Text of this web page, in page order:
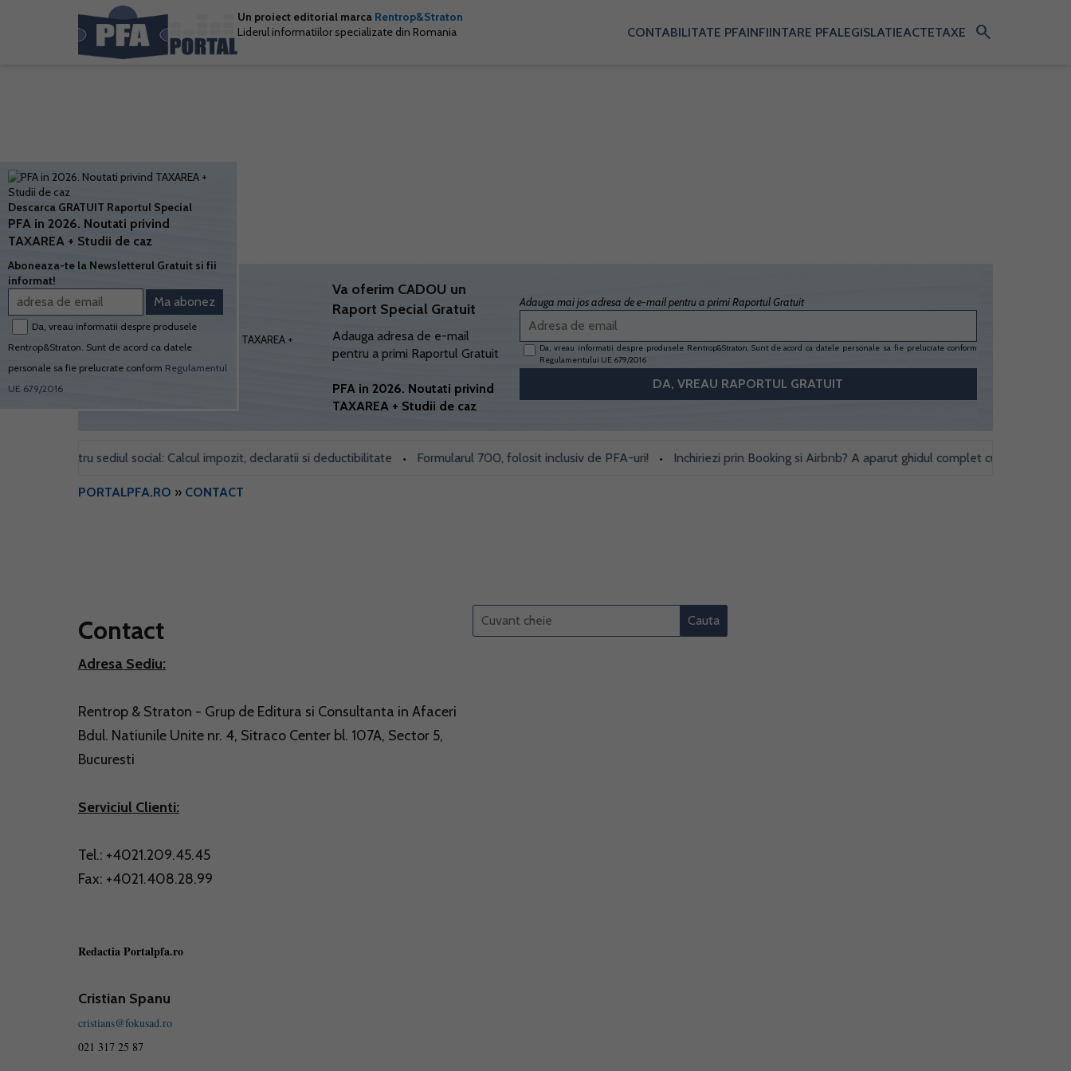
Un proiect editorial marca Rentrop&Straton
Liderul informatiilor specializate din Romania
CONTABILITATE PFAINFIINTARE PFALEGISLATIEACTETAXE search
Va oferim CADOU un
Raport Special Gratuit
Adauga adresa de e-mail
pentru a primi Raportul Gratuit
PFA in 2026. Noutati privind
TAXAREA + Studii de caz
Adauga mai jos adresa de e-mail pentru a primi Raportul Gratuit
Da, vreau informatii despre produsele Rentrop&Straton. Sunt de acord ca datele personale sa fie prelucrate conform
Regulamentului UE 679/2016
pentru sediul social: Calcul impozit, declaratii si deductibilitate • Formularul 700, folosit inclusiv de PFA-uri! • Inchiriezi prin Booking si Airbnb? A aparut ghidul complet cu obligatii fiscale
PORTALPFA.RO » CONTACT
Contact
Adresa Sediu:
Rentrop & Straton - Grup de Editura si Consultanta in Afaceri
Bdul. Natiunile Unite nr. 4, Sitraco Center bl. 107A, Sector 5,
Bucuresti
Serviciul Clienti:
Tel.: +4021.209.45.45
Fax: +4021.408.28.99
Redactia Portalpfa.ro
Cristian Spanu
cristians@fokusad.ro
021 317 25 87
Descarca GRATUIT Raportul Special
PFA in 2026. Noutati privind
TAXAREA + Studii de caz
Aboneaza-te la Newsletterul Gratuit si fii
informat!
Da, vreau informatii despre produsele
Rentrop&Straton. Sunt de acord ca datele
personale sa fie prelucrate conform Regulamentul
UE 679/2016